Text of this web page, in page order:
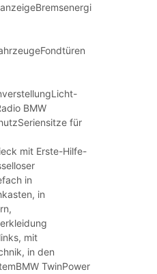
BMW
für
mit Erste-Hilfe-
in
in
mit
in den
TwinPower